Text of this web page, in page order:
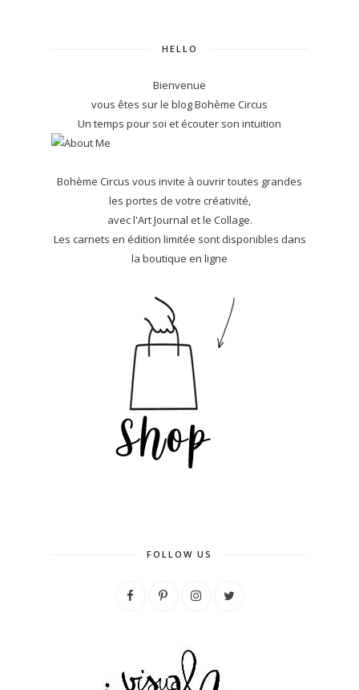
HELLO
Bienvenue
vous êtes sur le blog Bohème Circus
Un temps pour soi et écouter son intuition
Bohème Circus vous invite à ouvrir toutes grandes
les portes de votre créativité,
avec l'Art Journal et le Collage.
Les carnets en édition limitée sont disponibles dans
la boutique en ligne
FOLLOW US